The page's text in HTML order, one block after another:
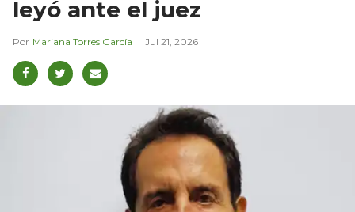
leyó ante el juez
Mariana Torres García Jul 21, 2026